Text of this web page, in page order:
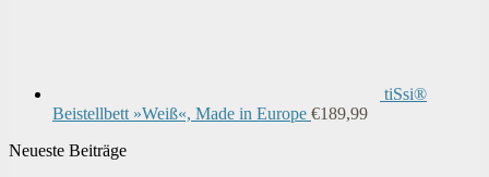
tiSsi®
Beistellbett »Weiß«, Made in Europe €189,99
Neueste Beiträge